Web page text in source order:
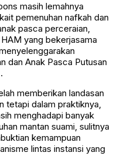
masih lemahnya
pemenuhan nafkah dan
pasca perceraian,
yang bekerjasama
dan Anak Pasca Putusan
memberikan landasan
tetapi dalam praktiknya,
menghadapi banyak
mantan suami, sulitnya
kemampuan
lintas instansi yang